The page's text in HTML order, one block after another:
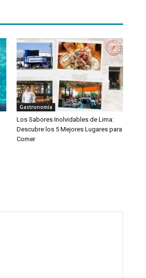
Gastronomía
Los Sabores Inolvidables de Lima:
Descubre los 5 Mejores Lugares para
Comer